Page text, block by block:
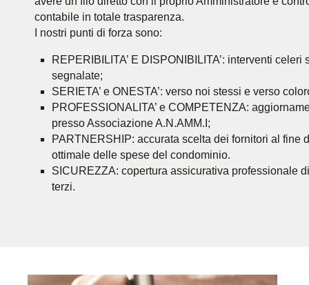
contabile in totale trasparenza.
I nostri punti di forza sono:
REPERIBILITA’ E DISPONIBILITA’: interventi
segnalate;
SERIETA’ e ONESTA’: verso noi stessi e verso
PROFESSIONALITA’ e COMPETENZA:
presso Associazione A.N.AMM.I;
PARTNERSHIP: accurata scelta dei fornitori al fine
ottimale delle spese del condominio.
SICUREZZA: copertura assicurativa professionale
terzi.